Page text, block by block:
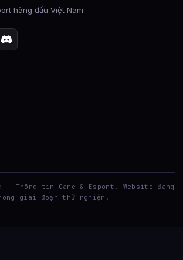
hàng đầu Việt Nam
— Thông tin Game & Esport. Website đang
giai đoạn thử nghiệm.